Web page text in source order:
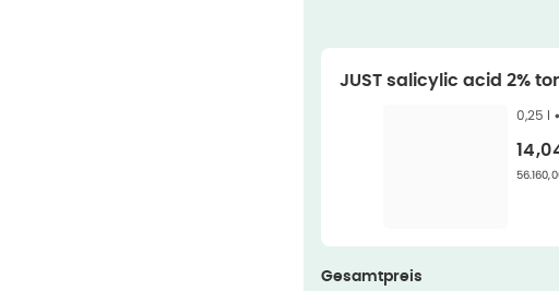
JUST salicylic acid 2%
0,25 l •
Gesamtpreis